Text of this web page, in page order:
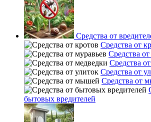
Средства от
Средства от
Средства
Средства
Средства от
Средства от
бытовых вредителей